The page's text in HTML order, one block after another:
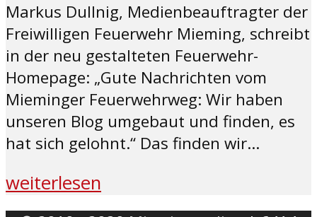
Markus Dullnig, Medienbeauftragter der
Freiwilligen Feuerwehr Mieming, schreibt
in der neu gestalteten Feuerwehr-
Homepage: „Gute Nachrichten vom
Mieminger Feuerwehrweg: Wir haben
unseren Blog umgebaut und finden, es
hat sich gelohnt.“ Das finden wir...
weiterlesen